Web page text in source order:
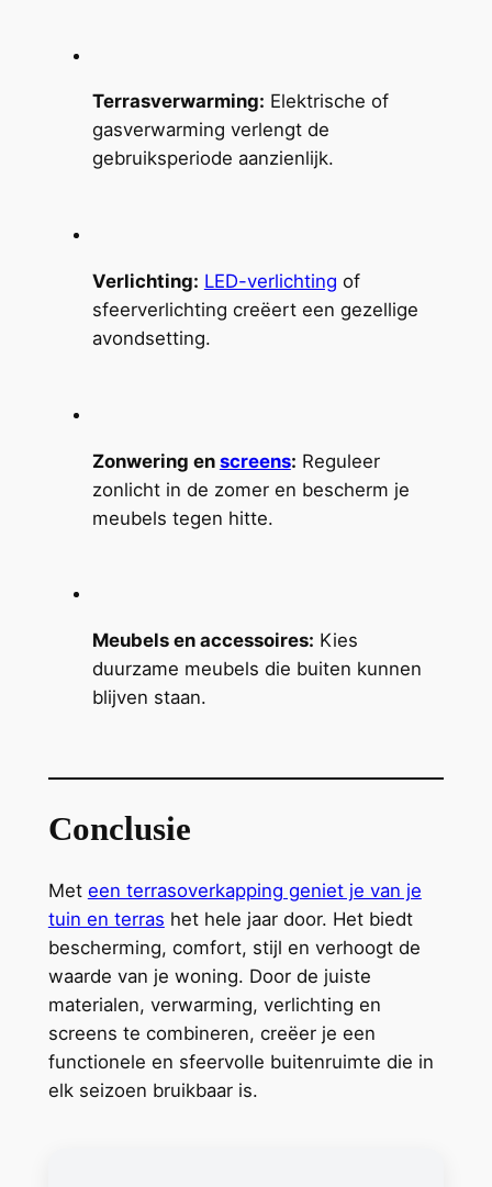
Terrasverwarming: Elektrische of
gasverwarming verlengt de
gebruiksperiode aanzienlijk.
Verlichting: LED-verlichting of
sfeerverlichting creëert een gezellige
avondsetting.
Zonwering en screens: Reguleer
zonlicht in de zomer en bescherm je
meubels tegen hitte.
Meubels en accessoires: Kies
duurzame meubels die buiten kunnen
blijven staan.
Conclusie
Met een terrasoverkapping geniet je van je
tuin en terras het hele jaar door. Het biedt
bescherming, comfort, stijl en verhoogt de
waarde van je woning. Door de juiste
materialen, verwarming, verlichting en
screens te combineren, creëer je een
functionele en sfeervolle buitenruimte die in
elk seizoen bruikbaar is.